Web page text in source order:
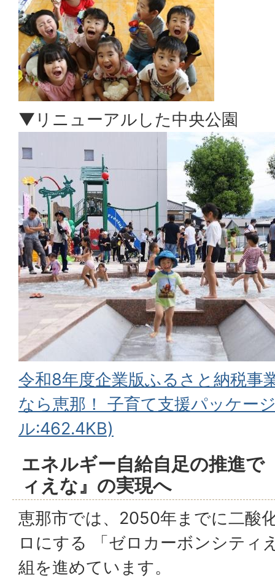
▼リニューアルした中央公園
令和8年度企業版ふるさと納税事
なら恵那！ ⼦育て⽀援パッケー
ル:462.4KB)
エネルギー⾃給⾃⾜の推進で
ィえな』の実現へ
恵那市では、2050年までに⼆酸
ロにする 「ゼロカーボンシティ
組を進めています。